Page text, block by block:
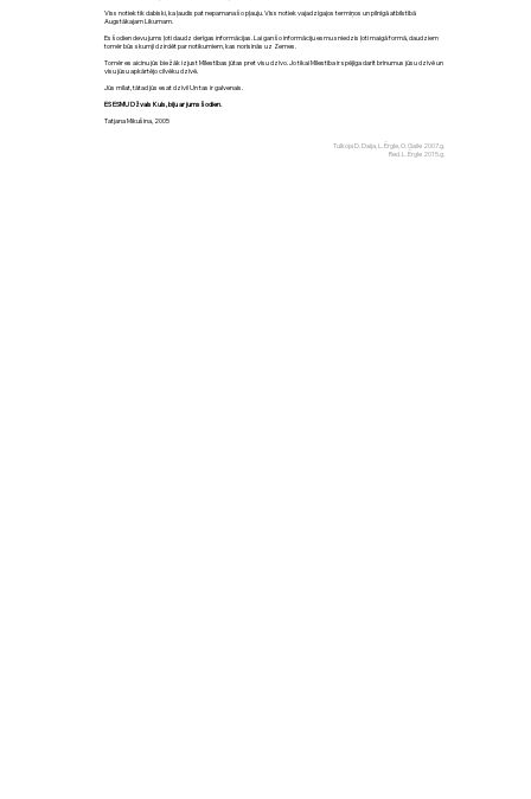
Viss notiek tik dabiski, ka ļaudis pat nepamana šo pļauju. Viss notiek vajadzīgajos termiņos un pilnīgā atbilstībā
Augstākajam Likumam.
Es šodien devu jums ļoti daudz derīgas informācijas. Lai gan šo informāciju esmu sniedzis ļoti maigā formā, daudziem
tomēr būs skumji dzirdēt par notikumiem, kas norisinās uz Zemes.
Tomēr es aicinu jūs biežāk izjust Mīlestības jūtas pret visu dzīvo. Jo tikai Mīlestība ir spējīga darīt brīnumus jūsu dzīvē un
visu jūsu apkārtējo cilvēku dzīvē.
Jūs mīlat, tātad jūs esat dzīvi! Un tas ir galvenais.
ES ESMU Džvals Kuls, biju ar jums šodien.
Tatjana Mikušina, 2005
Tulkoja D. Daija, L. Ērgle, O. Gaile 2007.g.
Red. L. Ērgle 2015.g.